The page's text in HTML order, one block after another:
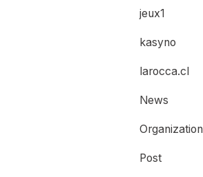
jeux1
kasyno
larocca.cl
News
Organization
Post